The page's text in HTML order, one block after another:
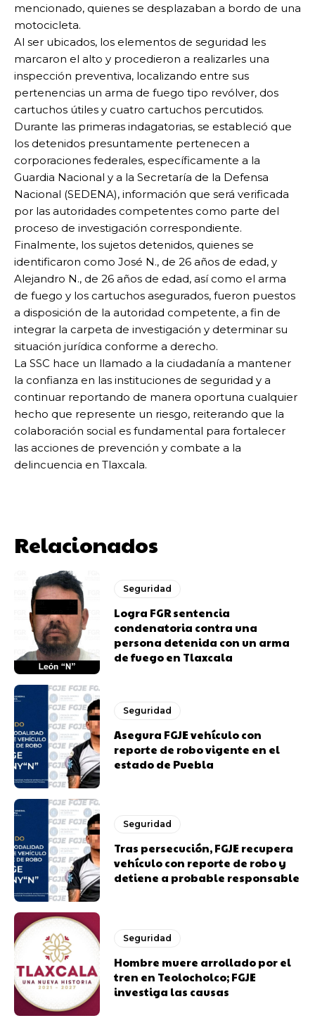
mencionado, quienes se desplazaban a bordo de una
motocicleta.
Al ser ubicados, los elementos de seguridad les
marcaron el alto y procedieron a realizarles una
inspección preventiva, localizando entre sus
pertenencias un arma de fuego tipo revólver, dos
cartuchos útiles y cuatro cartuchos percutidos.
Durante las primeras indagatorias, se estableció que
los detenidos presuntamente pertenecen a
corporaciones federales, específicamente a la
Guardia Nacional y a la Secretaría de la Defensa
Nacional (SEDENA), información que será verificada
por las autoridades competentes como parte del
proceso de investigación correspondiente.
Finalmente, los sujetos detenidos, quienes se
identificaron como José N., de 26 años de edad, y
Alejandro N., de 26 años de edad, así como el arma
de fuego y los cartuchos asegurados, fueron puestos
a disposición de la autoridad competente, a fin de
integrar la carpeta de investigación y determinar su
situación jurídica conforme a derecho.
La SSC hace un llamado a la ciudadanía a mantener
la confianza en las instituciones de seguridad y a
continuar reportando de manera oportuna cualquier
hecho que represente un riesgo, reiterando que la
colaboración social es fundamental para fortalecer
las acciones de prevención y combate a la
delincuencia en Tlaxcala.
Relacionados
Seguridad
Logra FGR sentencia
condenatoria contra una
persona detenida con un arma
de fuego en Tlaxcala
Seguridad
Asegura FGJE vehículo con
reporte de robo vigente en el
estado de Puebla
Seguridad
Tras persecución, FGJE recupera
vehículo con reporte de robo y
detiene a probable responsable
Seguridad
Hombre muere arrollado por el
tren en Teolocholco; FGJE
investiga las causas